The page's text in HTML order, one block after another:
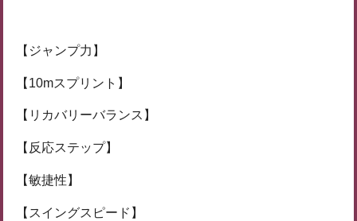
【ジャンプ力】
【10mスプリント】
【リカバリーバランス】
【反応ステップ】
【敏捷性】
【スイングスピード】